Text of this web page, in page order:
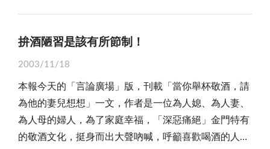
的中繼站，將是「卒子過河」有進無退。眼前的走私犯
大的挑戰，值得相關單位未雨綢繆，採取具體措施謹慎
防範。我們認為，強化海巡、岸巡人力與裝備配置，加
強海岸防務，有效遏止走私、偷渡活動，才能減抑犯罪
案件的發生，確保社會治安！
「小三通」受益面，以為台灣將來「大三通」之準備。
新黨大老陳癸淼顧問，在綜合座談中認為金門要有自己
查辦。 為了金門觀光旅遊事業，為了金酒良好信
譽，有關單位應對不良商家嚴加查察，絕不可讓擾亂金
關單位應拿出非常手段因應，如強化查緝假酒、偽酒工
作；強化民眾勇於檢舉工作；強化金酒檢驗工作；強化
檢查商家偽酒工作等，庶幾可在多方面作為下，根絕私
酒、劣酒、偽酒的來源。 俗話說，「君子愛財，取
大。 曾是金門防衛司令官兼任福建省政府主席，且
戰地，全力建設金門，留下造橋、修路、植樹、興學等
等豐功偉業，自然而然成為金門人懷念的恩主公。而戰
鬥英雄賴生明士官長，生前冒死在「大膽島之役」，立
下大功，其永垂不朽之愛國愛民情操與精神，名留青
省水器材，作為未來示範推廣的參考。水廠也估計，廁
用水百分之四十，亦即機關可較未裝設省水器材前節省
約百分之十五之用水量及水費。 水廠也曾根據逢甲
大學水利系針對每人每日各類之平均生活用水量的研究
結果指出，我們每人每日使用的用水最少的是飲用水
拚酒陋習是該有所節制！
2003/11/18
本報今天的「言論廣場」版，刊載「當你舉杯敬酒，請
為他的妻兒想想」一文，作者是一位為人媳、為人妻、
為人母的婦人，為了家庭幸福，「深惡痛絕」金門特有
的敬酒文化，挺身而出大聲吶喊，呼籲喜歡喝酒的人，